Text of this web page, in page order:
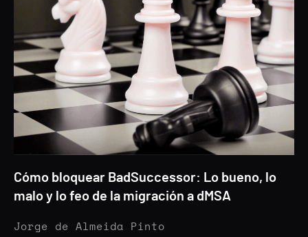
Cómo bloquear BadSuccessor: Lo bueno, lo
malo y lo feo de la migración a dMSA
Jorge de Almeida Pinto